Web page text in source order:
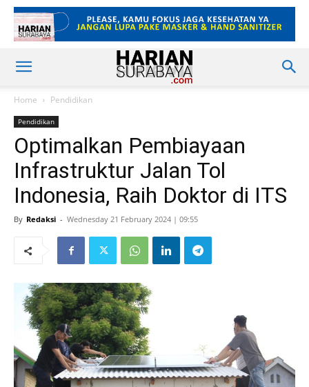
Home Pendidikan
Pendidikan
Optimalkan Pembiayaan
Infrastruktur Jalan Tol
Indonesia, Raih Doktor di ITS
By Redaksi - Wednesday 21 February 2024 | 09:55